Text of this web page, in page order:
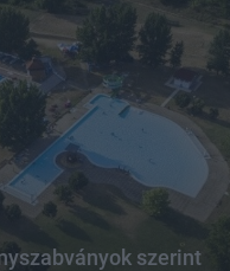
szerint